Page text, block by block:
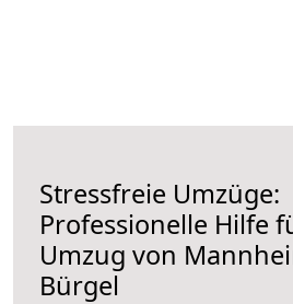
Stressfreie Umzüge:
Professionelle Hilfe
Umzug von
Bürgel